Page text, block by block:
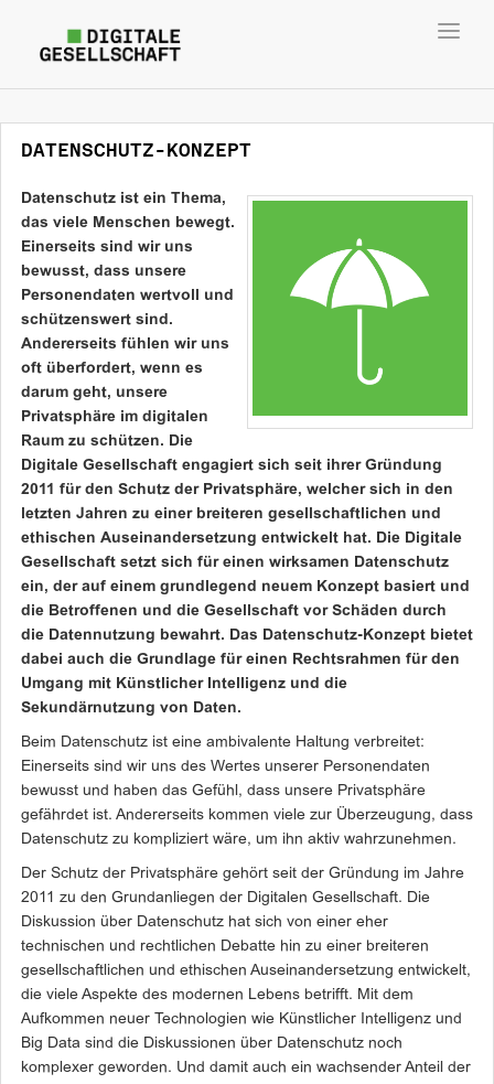
DATENSCHUTZ-KONZEPT
Datenschutz ist ein Thema,
das viele Menschen bewegt.
Einerseits sind wir uns
bewusst, dass unsere
Personendaten wertvoll und
schützenswert sind.
Andererseits fühlen wir uns
oft überfordert, wenn es
darum geht, unsere
Privatsphäre im digitalen
Raum zu schützen. Die
Digitale Gesellschaft engagiert sich seit ihrer Gründung
2011 für den Schutz der Privatsphäre, welcher sich in den
letzten Jahren zu einer breiteren gesellschaftlichen und
ethischen Auseinandersetzung entwickelt hat. Die Digitale
Gesellschaft setzt sich für einen wirksamen Datenschutz
ein, der auf einem grundlegend neuem Konzept basiert und
die Betroffenen und die Gesellschaft vor Schäden durch
die Datennutzung bewahrt. Das Datenschutz-Konzept bietet
dabei auch die Grundlage für einen Rechtsrahmen für den
Umgang mit Künstlicher Intelligenz und die
Sekundärnutzung von Daten.
Beim Datenschutz ist eine ambivalente Haltung verbreitet:
Einerseits sind wir uns des Wertes unserer Personendaten
bewusst und haben das Gefühl, dass unsere Privatsphäre
gefährdet ist. Andererseits kommen viele zur Überzeugung, dass
Datenschutz zu kompliziert wäre, um ihn aktiv wahrzunehmen.
Der Schutz der Privatsphäre gehört seit der Gründung im Jahre
2011 zu den Grundanliegen der Digitalen Gesellschaft. Die
Diskussion über Datenschutz hat sich von einer eher
technischen und rechtlichen Debatte hin zu einer breiteren
gesellschaftlichen und ethischen Auseinandersetzung entwickelt,
die viele Aspekte des modernen Lebens betrifft. Mit dem
Aufkommen neuer Technologien wie Künstlicher Intelligenz und
Big Data sind die Diskussionen über Datenschutz noch
komplexer geworden. Und damit auch ein wachsender Anteil der